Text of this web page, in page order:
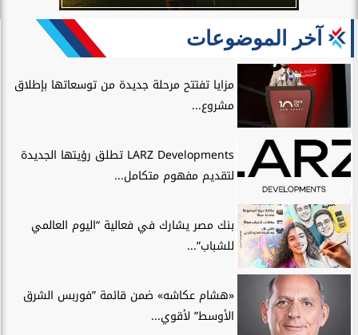
آخر الموضوعات
مزايا تفتتح مرحلة جديدة من توسعاتها بإطلاق
مشروع...
LARZ Developments تطلق رؤيتها الجديدة
لتقديم مفهوم متكامل...
بنك مصر يشارك في فعالية “اليوم العالمي
للشباب”...
«هشام عكاشه» ضمن قائمة ”فوربس الشرق
الأوسط” لأقوي...